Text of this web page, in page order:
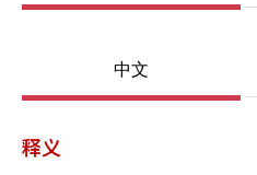
中文
释义